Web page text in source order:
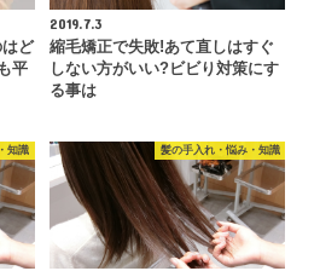
はど
平
2019.7.3
縮毛矯正で失敗!あて直しはすぐ
しない方がいい?ビビり対策にす
る事は
知識 髪の手入れ・悩み・知識